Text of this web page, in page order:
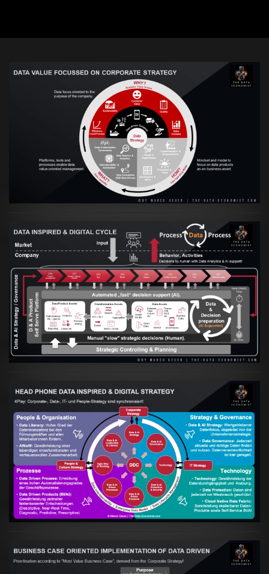
VIEW
Artikel:Prozesse und Daten müssen Hand
in Hand gehen
VIEW
Artikel:Kennst Du schon die "Head Phone
Data Driven Strategy"?
VIEW